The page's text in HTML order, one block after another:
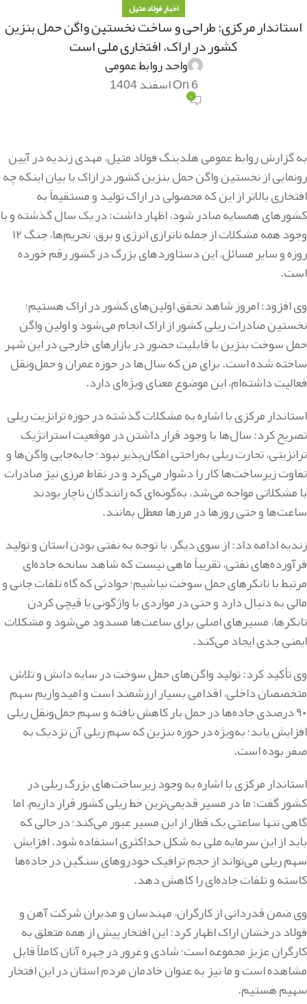
اخبار فولاد متیل
استاندار مرکزی: طراحی و ساخت نخستین واگن حمل بنزین
کشور در اراک، افتخاری ملی است
واحد روابط عمومی
On 6 اسفند 1404
۰
به گزارش روابط عمومی هلدینگ فولاد متیل، مهدی زندیه در آیین
رونمایی از نخستین واگن حمل بنزین کشور در اراک با بیان اینکه چه
افتخاری بالاتر از این که محصولی در اراک تولید و مستقیماً به
کشورهای همسایه صادر شود، اظهار داشت: در یک سال گذشته و با
وجود همه مشکلات از جمله ناترازی انرژی و برق، تحریم‌ها، جنگ ۱۲
روزه و سایر مسائل، این دستاوردهای بزرگ در کشور رقم خورده
است.
وی افزود: امروز شاهد تحقق اولین‌های کشور در اراک هستیم؛
نخستین صادرات ریلی کشور از اراک انجام می‌شود و اولین واگن
حمل سوخت بنزین با قابلیت حضور در بازارهای خارجی در این شهر
ساخته شده است. برای من که سال‌ها در حوزه عمران و حمل‌ونقل
فعالیت داشته‌ام، این موضوع معنای ویژه‌ای دارد.
استاندار مرکزی با اشاره به مشکلات گذشته در حوزه ترانزیت ریلی
تصریح کرد: سال‌ها با وجود قرار داشتن در موقعیت استراتژیک
ترانزیتی، تجارت ریلی به‌راحتی امکان‌پذیر نبود؛ جابه‌جایی واگن‌ها و
تفاوت زیرساخت‌ها کار را دشوار می‌کرد و در نقاط مرزی نیز صادرات
با مشکلاتی مواجه می‌شد، به‌گونه‌ای که رانندگان ناچار بودند
ساعت‌ها و حتی روزها در مرزها معطل بمانند.
زندیه ادامه داد: از سوی دیگر، با توجه به نفتی بودن استان و تولید
فرآورده‌های نفتی، تقریباً ماهی نیست که شاهد سانحه جاده‌ای
مرتبط با تانکرهای حمل سوخت نباشیم؛ حوادثی که گاه تلفات جانی و
مالی به دنبال دارد و حتی در مواردی با واژگونی یا قیچی کردن
تانکرها، مسیرهای اصلی برای ساعت‌ها مسدود می‌شود و مشکلات
ایمنی جدی ایجاد می‌کند.
وی تأکید کرد: تولید واگن‌های حمل سوخت در سایه دانش و تلاش
متخصصان داخلی، اقدامی بسیار ارزشمند است و امیدواریم سهم
۹۰ درصدی جاده‌ها در حمل بار کاهش یافته و سهم حمل‌ونقل ریلی
افزایش یابد؛ به‌ویژه در حوزه بنزین که سهم ریلی آن نزدیک به
صفر بوده است.
استاندار مرکزی با اشاره به وجود زیرساخت‌های بزرگ ریلی در
کشور گفت: ما در مسیر قدیمی‌ترین خط ریلی کشور قرار داریم، اما
گاهی تنها ساعتی یک قطار از این مسیر عبور می‌کند؛ در حالی که
باید از این سرمایه ملی به شکل حداکثری استفاده شود. افزایش
سهم ریلی می‌تواند از حجم ترافیک خودروهای سنگین در جاده‌ها
کاسته و تلفات جاده‌ای را کاهش دهد.
وی ضمن قدردانی از کارگران، مهندسان و مدیران شرکت آهن و
فولاد درخشان اراک اظهار کرد: این افتخار پیش از همه متعلق به
کارگران عزیز مجموعه است؛ شادی و غرور در چهره آنان کاملاً قابل
مشاهده است و ما نیز به عنوان خادمان مردم استان در این افتخار
سهیم هستیم.